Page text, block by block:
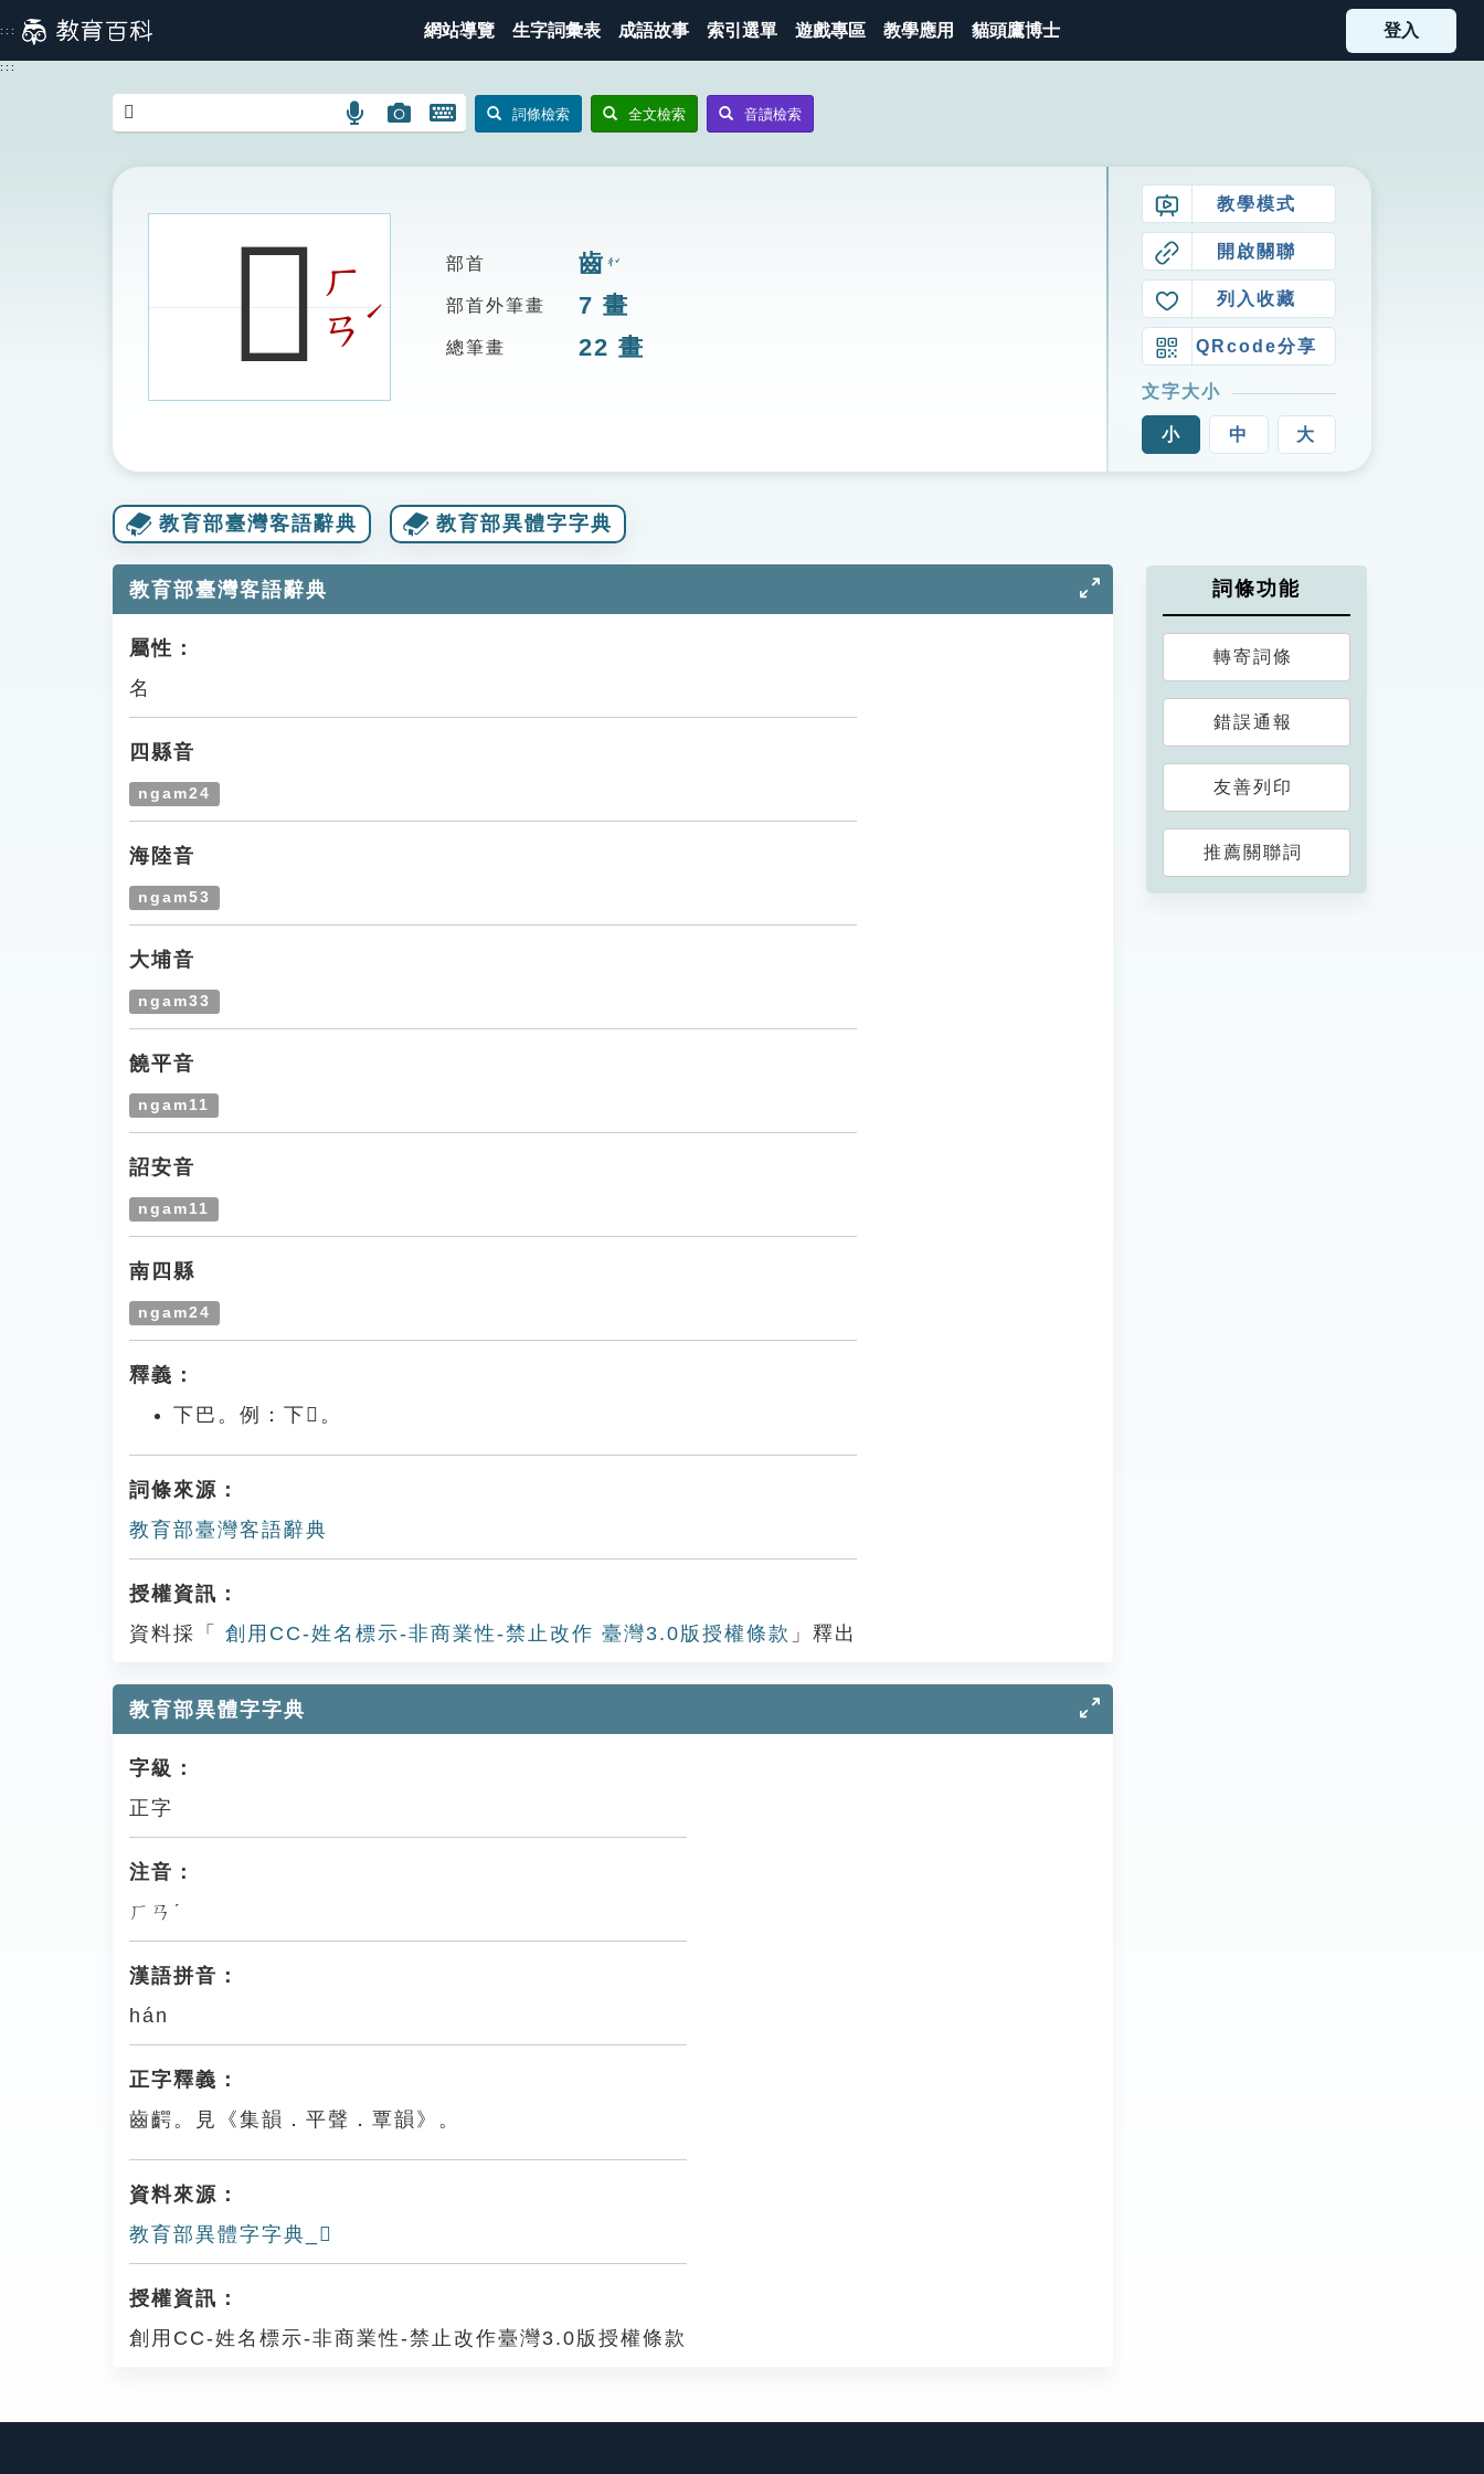
到
主
::: 網站導覽 生字詞彙表 成語故事 索引選單 遊戲專區 教學應用 貓頭鷹博士 登入
:::
語
搜
圖
圖
搜
開
鍵
詞條檢索 全文檢索 音讀檢索
𪘒ㄏ
ㄢ
ˊ
部首 齒 ㄔˇ
部首外筆畫 7 畫
總筆畫 22 畫
教學模式
開啟關聯
列入收藏
QRcode分享
文字大小
小 中 大
教育部臺灣客語辭典 教育部異體字字典
教育部臺灣客語辭典
屬性：
名
四縣音
ngam24
海陸音
ngam53
大埔音
ngam33
饒平音
ngam11
詔安音
ngam11
南四縣
ngam24
釋義：
下巴。例：下𪘒。
詞條來源：
教育部臺灣客語辭典
授權資訊：
資料採「
創用CC-姓名標示-非商業性-禁止改作 臺灣3.0版授權條款 」釋出
教育部異體字字典
字級：
正字
注音：
ㄏㄢˊ
漢語拼音：
hán
正字釋義：
齒齶。見《集韻．平聲．覃韻》。
資料來源：
教育部異體字字典_𪘒
授權資訊：
創用CC-姓名標示-非商業性-禁止改作臺灣3.0版授權條款
詞條功能
轉寄詞條
錯誤通報
友善列印
推薦關聯詞